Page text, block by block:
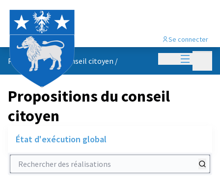
Menu
Se connecter
Propositions du conseil citoyen /
Propositions du conseil
citoyen
État d'exécution global
Rechercher des réalisations